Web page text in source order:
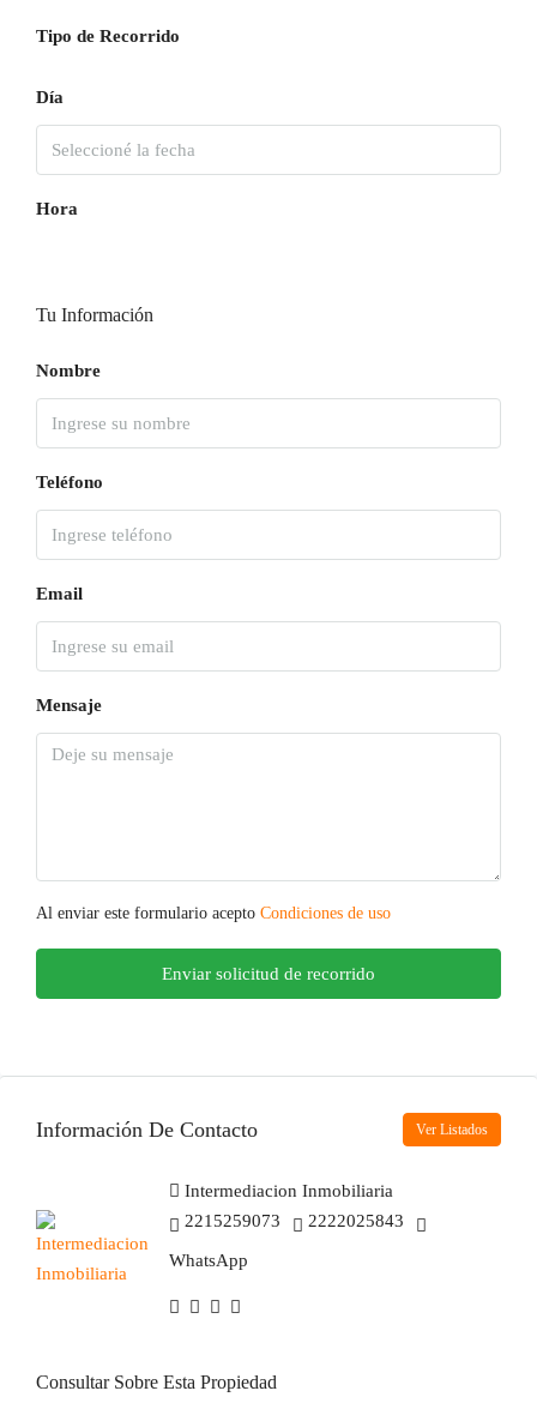
Tipo de Recorrido
Día
Hora
Tu Información
Nombre
Teléfono
Email
Mensaje
Al enviar este formulario acepto Condiciones de uso
Enviar solicitud de recorrido
Información De Contacto Ver Listados
Intermediacion Inmobiliaria
2215259073
2222025843
WhatsApp
Consultar Sobre Esta Propiedad